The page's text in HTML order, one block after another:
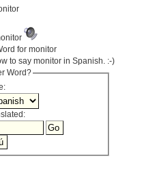
to say monitor in Spanish. :-)
Word?